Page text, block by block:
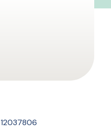
12037806